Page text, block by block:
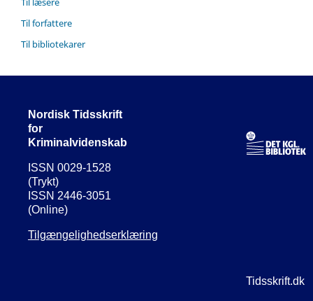
Til forfattere
Til bibliotekarer
Nordisk Tidsskrift
for
Kriminalvidenskab
ISSN 0029-1528
(Trykt)
ISSN 2446-3051
(Online)
Tilgængelighedserklæring